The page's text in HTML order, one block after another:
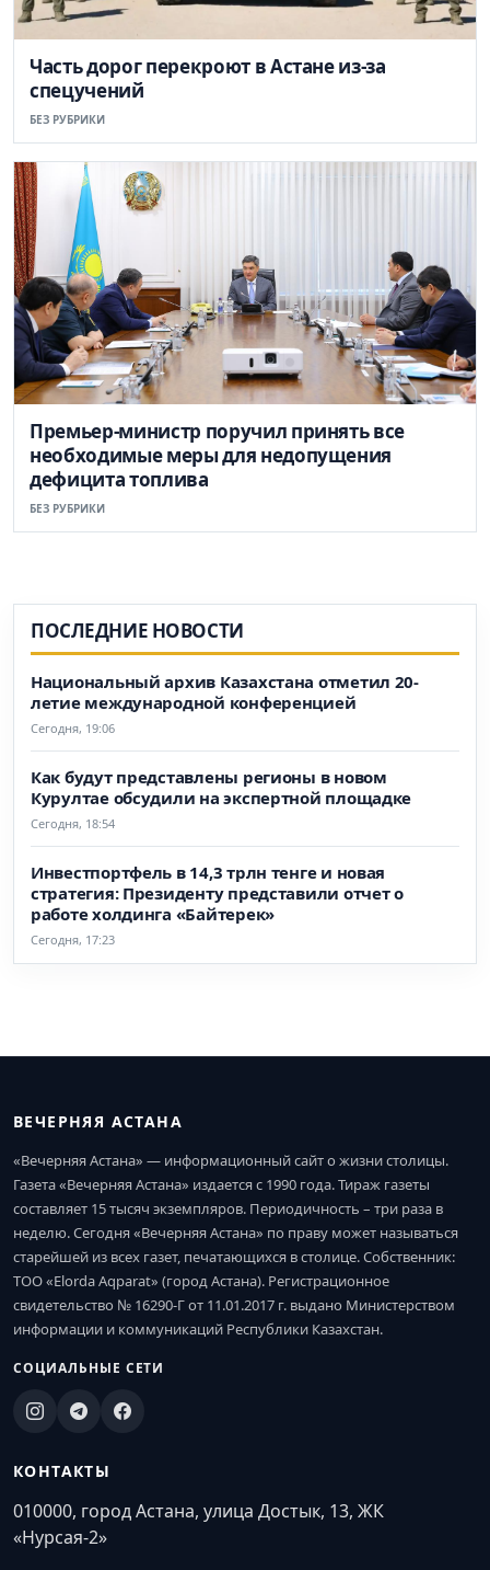
Часть дорог перекроют в Астане из-за
спецучений
БЕЗ РУБРИКИ
Премьер-министр поручил принять все
необходимые меры для недопущения
дефицита топлива
БЕЗ РУБРИКИ
ПОСЛЕДНИЕ НОВОСТИ
Национальный архив Казахстана отметил 20-
летие международной конференцией
Сегодня, 19:06
Как будут представлены регионы в новом
Курултае обсудили на экспертной площадке
Сегодня, 18:54
Инвестпортфель в 14,3 трлн тенге и новая
стратегия: Президенту представили отчет о
работе холдинга «Байтерек»
Сегодня, 17:23
ВЕЧЕРНЯЯ АСТАНА
«Вечерняя Астана» — информационный сайт о жизни столицы.
Газета «Вечерняя Астана» издается с 1990 года. Тираж газеты
составляет 15 тысяч экземпляров. Периодичность – три раза в
неделю. Сегодня «Вечерняя Астана» по праву может называться
старейшей из всех газет, печатающихся в столице. Собственник:
ТОО «Elorda Aqparat» (город Астана). Регистрационное
свидетельство № 16290-Г от 11.01.2017 г. выдано Министерством
информации и коммуникаций Республики Казахстан.
СОЦИАЛЬНЫЕ СЕТИ
КОНТАКТЫ
010000, город Астана, улица Достык, 13, ЖК
«Нурсая-2»